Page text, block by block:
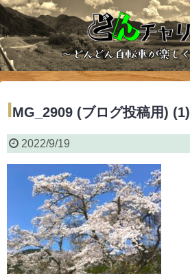
IMG_2909 (ブログ投稿用) (1)
2022/9/19